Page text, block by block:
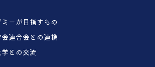
ーが目指すもの
連合会との連携
との交流